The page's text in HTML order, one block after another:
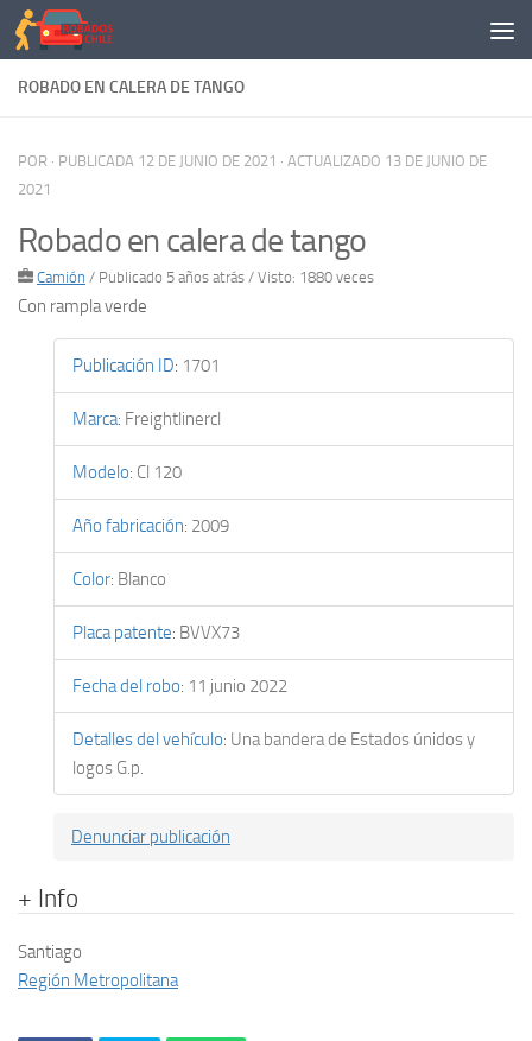
Saltar al contenido
ROBADO EN CALERA DE TANGO
POR · PUBLICADA 12 DE JUNIO DE 2021 · ACTUALIZADO 13 DE JUNIO DE
2021
Robado en calera de tango
Camión / Publicado 5 años atrás / Visto: 1880 veces
Con rampla verde
Publicación ID: 1701
Marca: Freightlinercl
Modelo: Cl 120
Año fabricación: 2009
Color: Blanco
Placa patente: BVVX73
Fecha del robo: 11 junio 2022
Detalles del vehículo: Una bandera de Estados únidos y
logos G.p.
Denunciar publicación
+ Info
Santiago
Región Metropolitana